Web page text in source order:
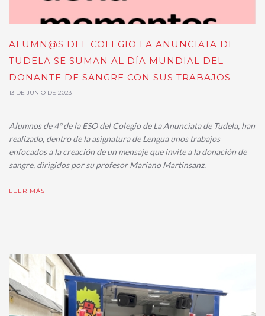
ALUMN@S DEL COLEGIO LA ANUNCIATA DE
TUDELA SE SUMAN AL DÍA MUNDIAL DEL
DONANTE DE SANGRE CON SUS TRABAJOS
13 DE JUNIO DE 2023
Alumnos de 4º de la ESO del Colegio de La Anunciata de Tudela, han
realizado, dentro de la asignatura de Lengua unos trabajos
enfocados a la creación de un mensaje que invite a la donación de
sangre, dirigidos por su profesor Mariano Martinsanz.
LEER MÁS